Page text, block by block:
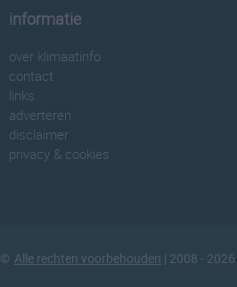
informatie
over klimaatinfo
contact
links
adverteren
disclaimer
privacy & cookies
© Alle rechten voorbehouden | 2008 - 2026